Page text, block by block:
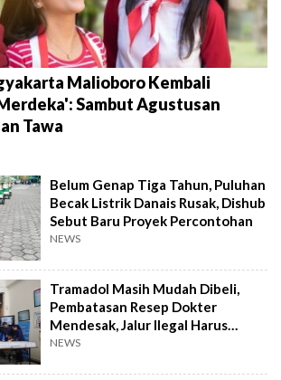
Malioboro Kembali
Sambut Agustusan
Tawa
Belum Genap Tiga Tahun, Puluhan
Becak Listrik Danais Rusak, Dishub
Sebut Baru Proyek Percontohan
NEWS
Tramadol Masih Mudah Dibeli,
Pembatasan Resep Dokter
Mendesak, Jalur Ilegal Harus
Distop
NEWS